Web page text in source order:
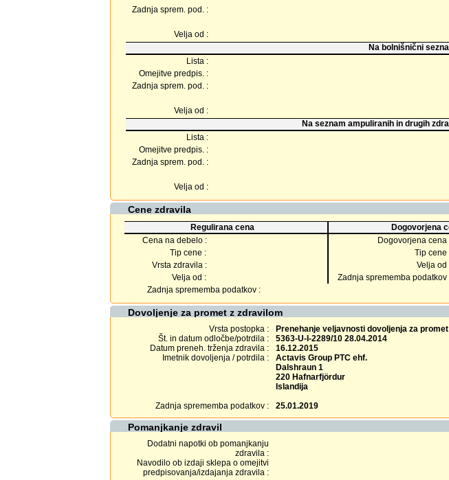
Zadnja sprem. pod. :
Velja od :
Na bolnišnični
Lista :
Omejitve predpis. :
Zadnja sprem. pod. :
Velja od :
Na seznam ampuliranih in drugih
Lista :
Omejitve predpis. :
Zadnja sprem. pod. :
Velja od :
Cene zdravila
Regulirana cena Dogovorjena
Cena na debelo :
Dogovorjena cena
Tip cene :
Tip cene
Vrsta zdravila :
Velja od
Velja od :
Zadnja sprememba podatkov
Zadnja sprememba podatkov :
Dovoljenje za promet z zdravilom
Vrsta postopka :
Prenehanje veljavnosti dovoljenja za promet
Št. in datum odločbe/potrdila :
5363-U-I-2289/10 28.04.2014
Datum preneh. trženja zdravila :
16.12.2015
Imetnik dovoljenja / potrdila :
Actavis Group PTC ehf.
Dalshraun 1
220 Hafnarfjördur
Islandija
Zadnja sprememba podatkov :
25.01.2019
Pomanjkanje zdravil
Dodatni napotki ob pomanjkanju
zdravila :
Navodilo ob izdaji sklepa o omejitvi
predpisovanja/izdajanja zdravila :